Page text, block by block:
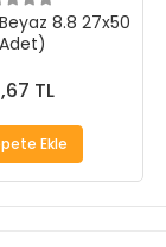
8.8 27x50
TL
Ekle